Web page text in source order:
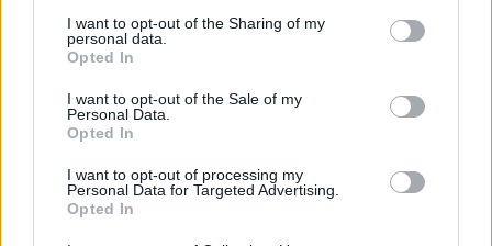
I want to opt-out of the Sharing of my
personal data.
Opted In
I want to opt-out of the Sale of my
Personal Data.
Opted In
I want to opt-out of processing my
Personal Data for Targeted Advertising.
Opted In
Žinios | Lietuvos diena
00:00:57
Savaitės vidurys nusimato karštas: temperatūra kils iki
32 laipsnių šilumos
Žinios | Orai